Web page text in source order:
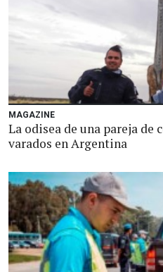
MAGAZINE
La odisea de una pareja de
varados en Argentina